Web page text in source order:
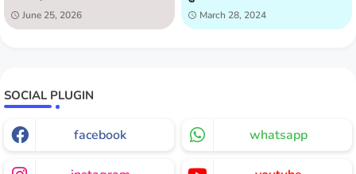
June 25, 2026 March 28, 2024
SOCIAL PLUGIN
facebook whatsapp